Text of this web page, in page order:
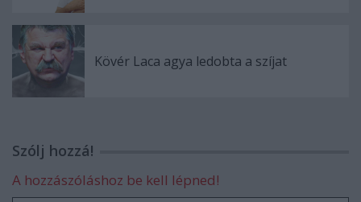
Kövér Laca agya ledobta a szíjat
Szólj hozzá!
A hozzászóláshoz be kell lépned!